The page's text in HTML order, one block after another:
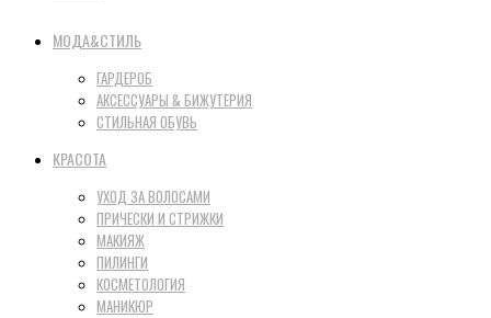
МОДА&СТИЛЬ
ГАРДЕРОБ
АКСЕССУАРЫ & БИЖУТЕРИЯ
СТИЛЬНАЯ ОБУВЬ
КРАСОТА
УХОД ЗА ВОЛОСАМИ
ПРИЧЕСКИ И СТРИЖКИ
МАКИЯЖ
ПИЛИНГИ
КОСМЕТОЛОГИЯ
МАНИКЮР